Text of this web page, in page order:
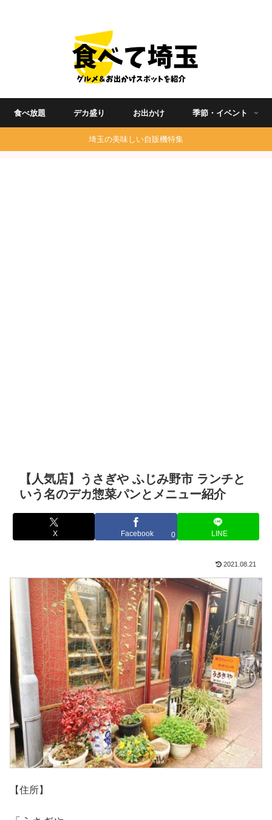
食べ放題 デカ盛り お出かけ 季節・イベント
埼玉の美味しい自販機特集
【人気店】うさぎや ふじみ野市 ランチと
いう名のデカ惣菜パンとメニュー紹介
X Facebook 0 LINE
2021.08.21
【住所】